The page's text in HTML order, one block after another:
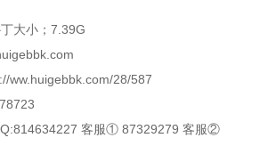
大小；7.39G
ww.huigebbk.com/28/587
客服① 87329279 客服②